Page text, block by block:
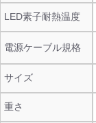
LED素子耐熱温度
電源ケーブル規格
サイズ
重さ